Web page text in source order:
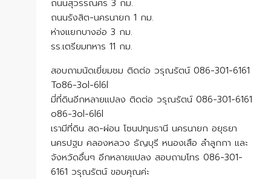
ถนนสุวรรณศร 3 กม.
ถนนรังสิต-นครนายก 1 กม.
ห่างแยกบางอ่อ 3 กม.
รร.เตรียมทหาร 11 กม.
สอบถามนัดเยี่ยมชม ติดต่อ วรุณรัตน์ 086-301-6161
To86-3ol-6l6l
มี่ที่ดินอีกหลายแปลง ติดต่อ วรุณรัตน์ 086-301-6161
o86-3ol-6l6l
เรามีที่ดิน สด-ผ่อน โซนปทุมธานี นครนายก อยุธยา
นครปฐม คลองหลวง ธัญบุรี หนองเสือ ลำลูกกา และ
จังหวัดอื่นๆ อีกหลายแปลง สอบถามโทร 086-301-
6161 วรุณรัตน์ ขอบคุณค่ะ